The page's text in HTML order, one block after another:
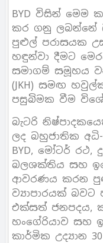
BYD විසින් මෙම
කර ගනු ලබන්නේ
පුළුල් පරාසයක
හඳුන්වා දීමට
සමාගම් සමූහය වන
(JKH) සමඟ
පසුබිමක වීම
බැටරි
ලද බහුජාතික
BYD, මෝටර් රථ,
බලශක්තිය සහ
ආවරණය කරන
ව්‍යාපාරයක්
එක්සත් ජනපදය,
හංගේරියාව සහ
කාර්මික උද්‍යාන